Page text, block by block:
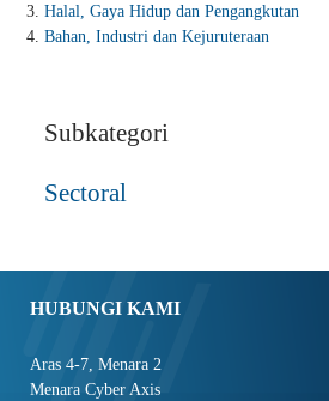
Halal, Gaya Hidup dan Pengangkutan
Bahan, Industri dan Kejuruteraan
Subkategori
Sectoral
HUBUNGI KAMI
Aras 4-7, Menara 2
Menara Cyber Axis